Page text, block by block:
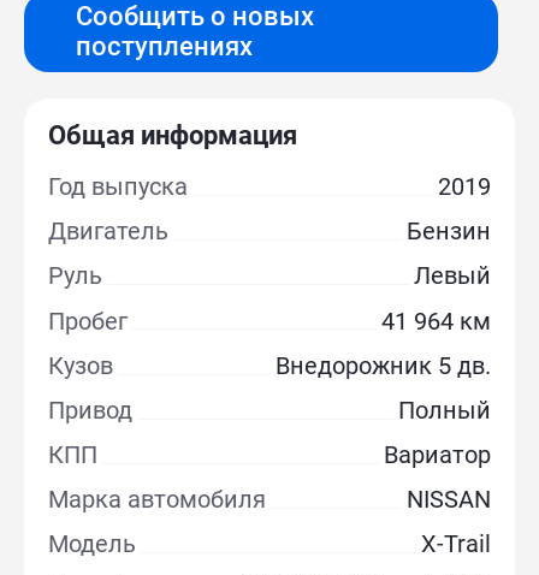
Сообщить о новых
поступлениях
Общая информация
Год выпуска
2019
Двигатель
Бензин
Руль
Левый
Пробег
41 964 км
Кузов
Внедорожник 5 дв.
Привод
Полный
КПП
Вариатор
Марка автомобиля
NISSAN
Модель
X-Trail